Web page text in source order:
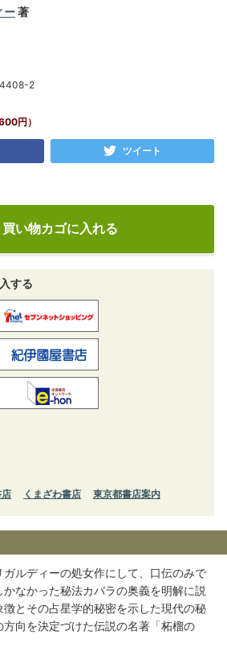
ー著
2
円）
ツイート
する
くまざわ書店 東京都書店案内
ルディーの処女作にして、口伝のみで
なかった秘法カバラの奥義を明解に説
徴とその占星学的秘密を示した現代の秘
向を決定づけた伝説の名著「柘榴の